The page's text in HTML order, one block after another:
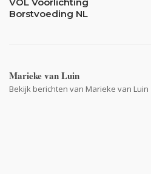
Borstvoeding NL
Marieke van Luin
Bekijk berichten van Marieke van Luin